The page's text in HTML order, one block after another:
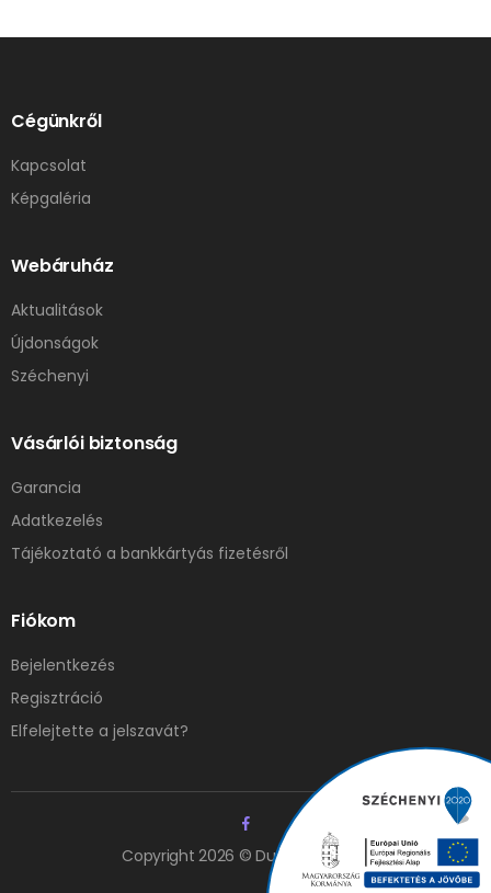
Cégünkről
Kapcsolat
Képgaléria
Webáruház
Aktualitások
Újdonságok
Széchenyi
Vásárlói biztonság
Garancia
Adatkezelés
Tájékoztató a bankkártyás fizetésről
Fiókom
Bejelentkezés
Regisztráció
Elfelejtette a jelszavát?
Copyright 2026 © Duna Elzáró Kft.